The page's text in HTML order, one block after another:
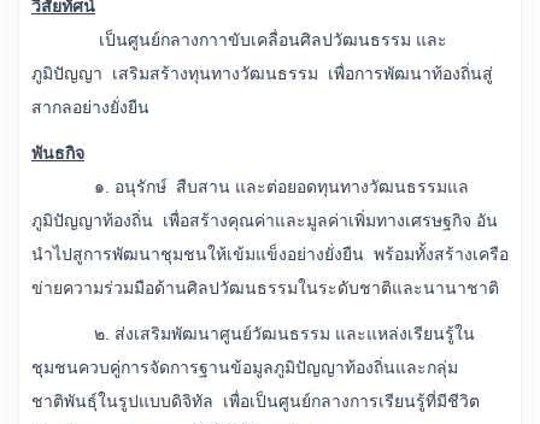
วิสัยทัศน์
เป็นศูนย์กลางกาาขับเคลื่อนศิลปวัฒนธรรม และ
ภูมิปัญญา เสริมสร้างทุนทางวัฒนธรรม เพื่อการพัฒนาท้องถิ่นสู่
สากลอย่างยั่งยืน
พันธกิจ
๑. อนุรักษ์ สืบสาน และต่อยอดทุนทางวัฒนธรรมแล
ภูมิปัญญาท้องถิ่น เพื่อสร้างคุณค่าและมูลค่าเพิ่มทางเศรษฐกิจ อัน
นำไปสูการพัฒนาชุมชนให้เข้มแข็งอย่างยั่งยืน พร้อมทั้งสร้างเครือ
ข่ายความร่วมมือด้านศิลปวัฒนธรรมในระดับชาติและนานาชาติ
๒. ส่งเสริมพัฒนาศูนย์วัฒนธรรม และแหล่งเรียนรู้ใน
ชุมชนควบคู่การจัดการฐานข้อมูลภูมิปัญญาท้องถิ่นและกลุ่ม
ชาติพันธุ์ในรูปแบบดิจิทัล เพื่อเป็นศูนย์กลางการเรียนรู้ที่มีชีวิต